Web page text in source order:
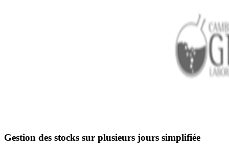
Gestion des stocks sur plusieurs jours simplifiée